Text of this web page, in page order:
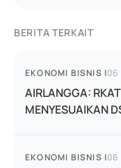
BERITA TERKAIT
EKONOMI BISNIS |06
AIRLANGGA:
MENYESUAIKAN
EKONOMI BISNIS |06